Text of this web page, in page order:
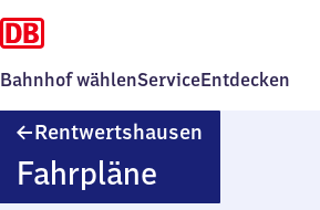
Bahnhof wählenServiceEntdecken
Rentwertshausen
Fahrpläne